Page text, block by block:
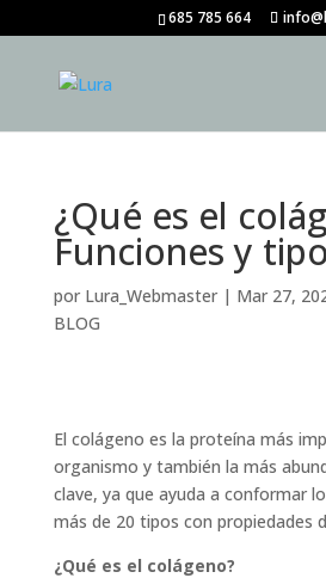
685 785 664
¿Qué es el
Funciones y
por Lura_Webmaster| Mar 27,
BLOG
El colágeno es la proteína más
organismo y también la más
clave, ya que ayuda a conformar
más de 20 tipos con propiedades
¿Qué es el colágeno?